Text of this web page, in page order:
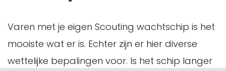
Varen met je eigen Scouting wachtschip is het
mooiste wat er is. Echter zijn er hier diverse
wettelijke bepalingen voor. Is het schip langer